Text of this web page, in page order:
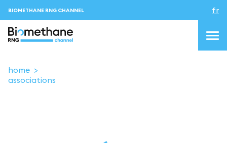
BIOMETHANE RNG CHANNEL fr
home
associations